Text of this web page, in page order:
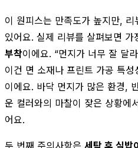
이 원피스는 만족도가 높지만,
있어요. 실제 리뷰를 살펴보면
부착이에요. “먼지가 너무 잘 달
이건 면 소재나 프린트 가공 특
이에요. 바닥 먼지가 많은 환경,
운 컬러와의 마찰이 잦은 상황에
어요.